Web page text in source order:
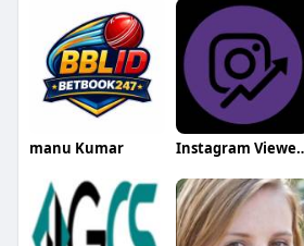
manu Kumar Instagram